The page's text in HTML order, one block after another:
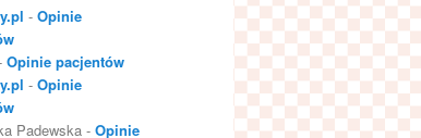
- Opinie
Opinie pacjentów
- Opinie
Padewska - Opinie